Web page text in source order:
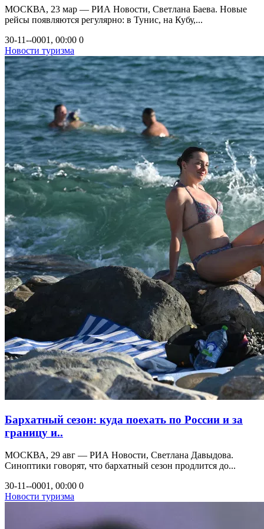
МОСКВА, 23 мар — РИА Новости, Светлана Баева. Новые
рейсы появляются регулярно: в Тунис, на Кубу,...
30-11--0001, 00:00 0
Новости туризма
Бархатный сезон: куда поехать по России и за
границу и..
МОСКВА, 29 авг — РИА Новости, Светлана Давыдова.
Синоптики говорят, что бархатный сезон продлится до...
30-11--0001, 00:00 0
Новости туризма